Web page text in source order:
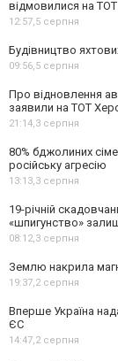
відмовилися на
12:57,5 серпня
Будівництво
09:56,5 серпня
Про відновлення
заявили на ТОТ
21:14,3 серпня
80% бджолиних
російську агресію
13:13,3 серпня
19-річній
«шпигунство»
08:12,3 серпня
Землю накрила
19:37,2 серпня
Вперше Україна
ЄС
14:47,2 серпня